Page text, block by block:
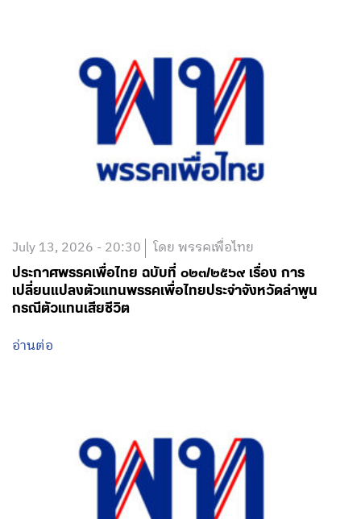
July 13, 2026 - 20:30 โดย พรรคเพื่อไทย
ประกาศพรรคเพื่อไทย ฉบับที่ ๐๒๓/๒๕๖๙ เรื่อง การ
เปลี่ยนแปลงตัวแทนพรรคเพื่อไทยประจำจังหวัดลำพูน
กรณีตัวแทนเสียชีวิต
อ่านต่อ